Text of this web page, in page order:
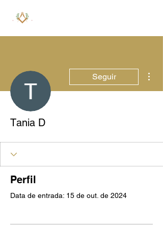
Seguir
Тania D
Perfil
Data de entrada: 15 de out. de 2024